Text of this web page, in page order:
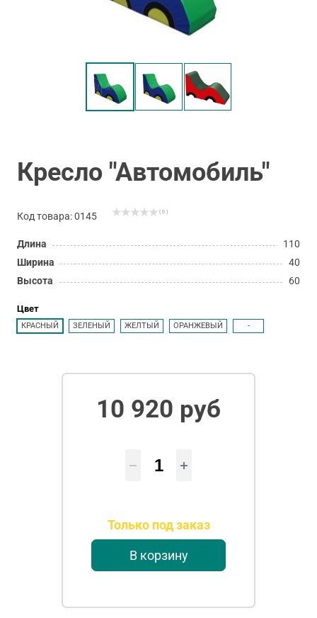
Кресло "Автомобиль"
Код товара: 0145 ( 0 )
Длина
110
Ширина
40
Высота
60
Цвет
КРАСНЫЙ ЗЕЛЕНЫЙ ЖЕЛТЫЙ ОРАНЖЕВЫЙ -
10 920 руб
Только под заказ
В корзину